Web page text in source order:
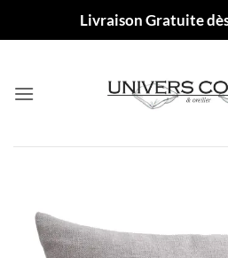
Livraison Gratuite